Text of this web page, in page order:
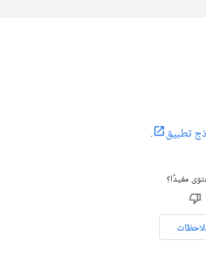
تطبيق .
مفيدًا؟